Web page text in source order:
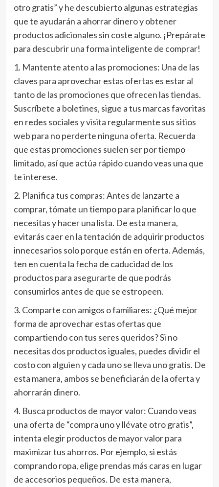
otro gratis” y he descubierto algunas estrategias
que te ayudarán a ahorrar dinero y obtener
productos adicionales sin coste alguno. ¡Prepárate
para descubrir una forma inteligente de comprar!
1. Mantente atento a las promociones: Una de las
claves para aprovechar estas ofertas es estar al
tanto de las promociones que ofrecen las tiendas.
Suscríbete a boletines, sigue a tus marcas favoritas
en redes sociales y visita regularmente sus sitios
web para no perderte ninguna oferta. Recuerda
que estas promociones suelen ser por tiempo
limitado, así que actúa rápido cuando veas una que
te interese.
2. Planifica tus compras: Antes de lanzarte a
comprar, tómate un tiempo para planificar lo que
necesitas y hacer una lista. De esta manera,
evitarás caer en la tentación de adquirir productos
innecesarios solo porque están en oferta. Además,
ten en cuenta la fecha de caducidad de los
productos para asegurarte de que podrás
consumirlos antes de que se estropeen.
3. Comparte con amigos o familiares: ¿Qué mejor
forma de aprovechar estas ofertas que
compartiendo con tus seres queridos? Si no
necesitas dos productos iguales, puedes dividir el
costo con alguien y cada uno se lleva uno gratis. De
esta manera, ambos se beneficiarán de la oferta y
ahorrarán dinero.
4. Busca productos de mayor valor: Cuando veas
una oferta de “compra uno y llévate otro gratis”,
intenta elegir productos de mayor valor para
maximizar tus ahorros. Por ejemplo, si estás
comprando ropa, elige prendas más caras en lugar
de accesorios pequeños. De esta manera,